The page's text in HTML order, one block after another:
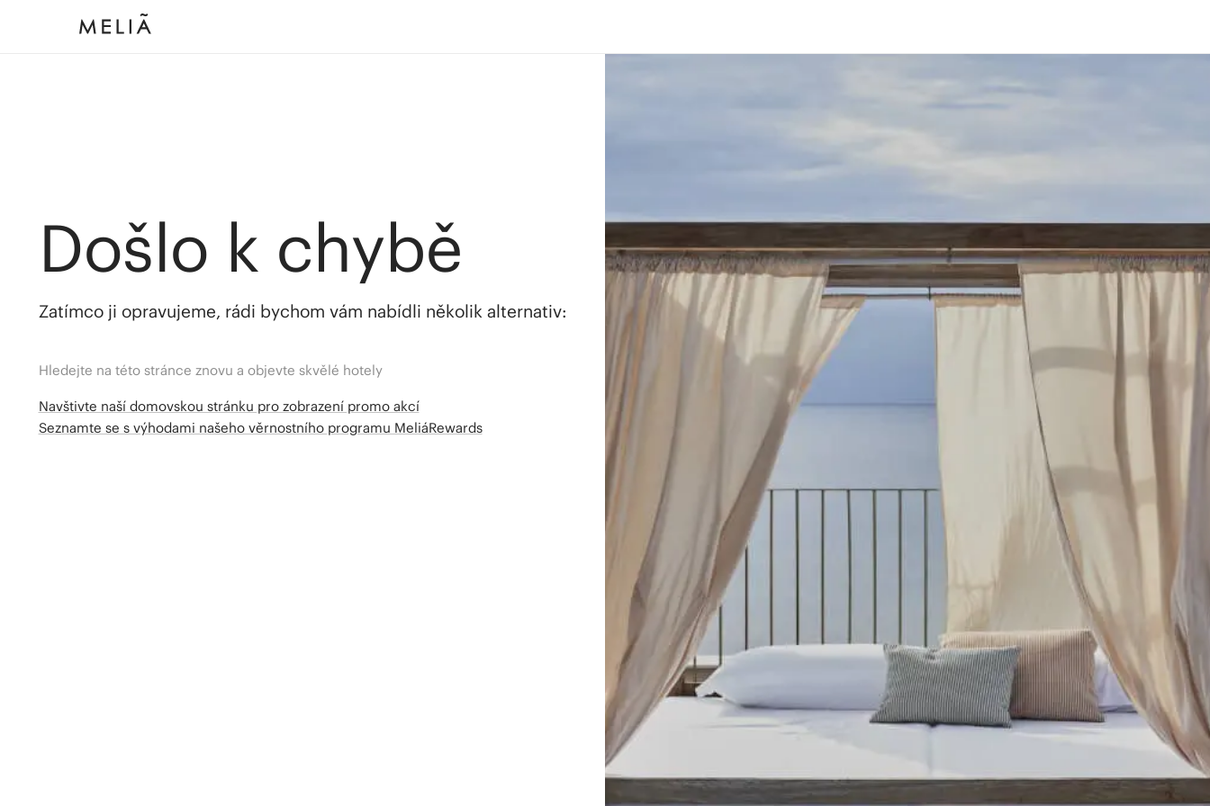
Došlo k chybě
Zatímco ji opravujeme, rádi bychom vám nabídli několik alternativ:
Hledejte na této stránce znovu a objevte skvělé hotely
Navštivte naší domovskou stránku pro zobrazení promo akcí
Seznamte se s výhodami našeho věrnostního programu MeliáRewards